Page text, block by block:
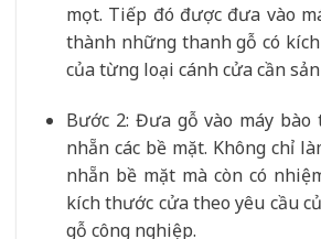
mọt. Tiếp đó được đưa vào
thành những thanh gỗ có
của từng loại cánh cửa cần
Bước 2: Đưa gỗ vào máy
nhẵn các bề mặt. Không chỉ
nhẵn bề mặt mà còn có
kích thước cửa theo yêu cầu
gỗ công nghiệp.